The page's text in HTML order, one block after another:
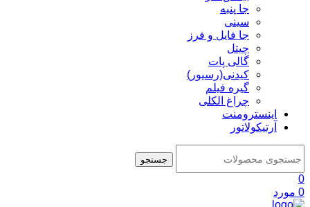
جا پنبه
سینی
جا فایل و فرز
چیتل
گالی پات
کیدنی(رسیور)
گیره فیلم
چراغ الکلی
اینسترومنت
آرتیکولاتور
جستجو
0
0 مورد